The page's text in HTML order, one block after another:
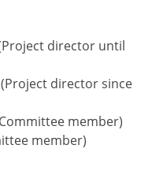
director until
director since
member)
member)